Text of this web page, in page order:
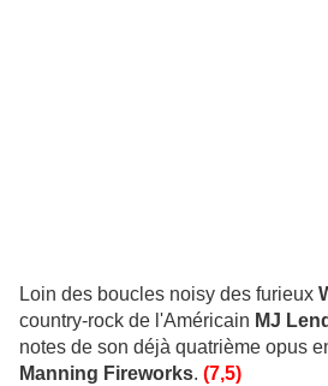
Loin des boucles noisy des furieux
country-rock de l'Américain MJ
notes de son déjà quatrième opus
Manning Fireworks. (7,5)